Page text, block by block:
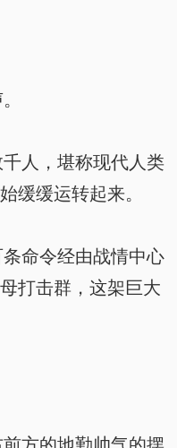
人，堪称现代人类
缓缓运转起来。
命令经由战情中心
打击群，这架巨大